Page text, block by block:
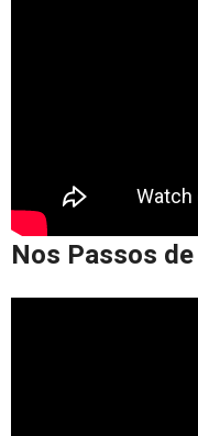
Nos Passos